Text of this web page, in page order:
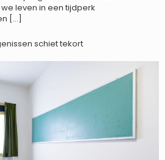
leven in een tijdperk
[…]
schiet tekort